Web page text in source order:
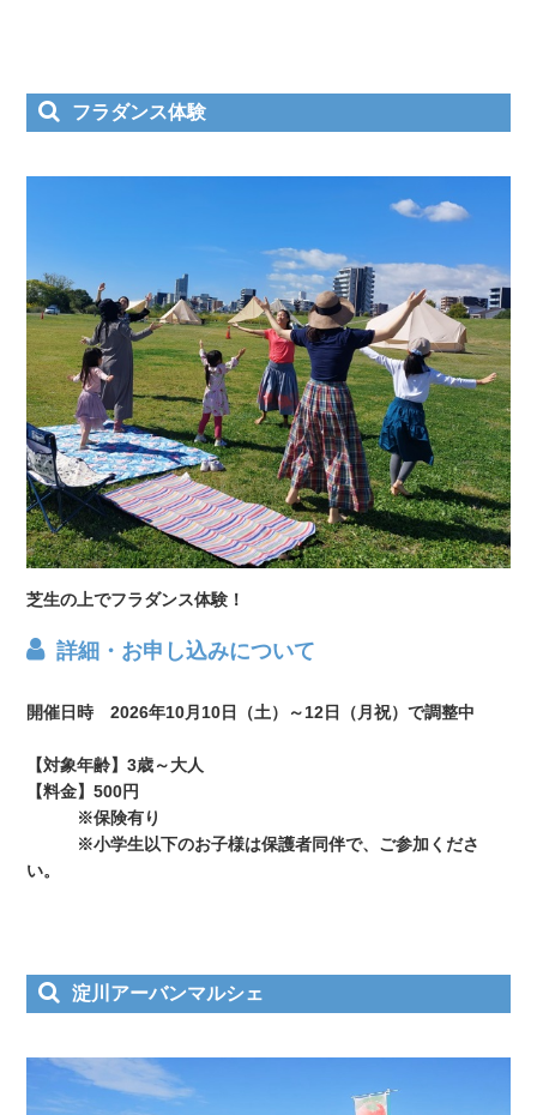
フラダンス体験
芝生の上でフラダンス体験！
詳細・お申し込みについて
開催日時 2026年10月10日（土）～12日（月祝）で調整中
【対象年齢】3歳～大人
【料金】500円
※保険有り
※小学生以下のお子様は保護者同伴で、ご参加くださ
い。
淀川アーバンマルシェ